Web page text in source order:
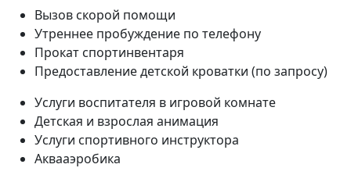
Вызов скорой помощи
Утреннее пробуждение по телефону
Прокат спортинвентаря
Предоставление детской кроватки (по запросу)
Услуги воспитателя в игровой комнате
Детская и взрослая анимация
Услуги спортивного инструктора
Аквааэробика